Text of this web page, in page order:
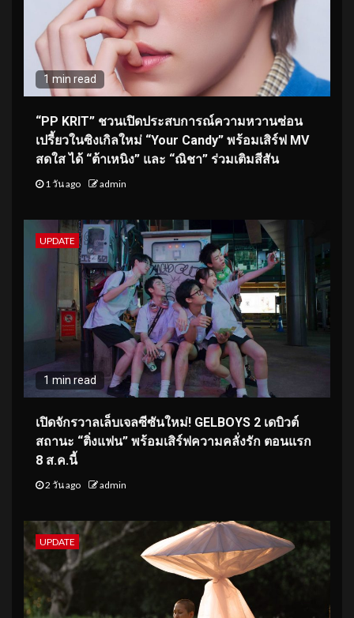
1 min read
“PP KRIT” ชวนเปิดประสบการณ์ความหวานซ่อน
เปรี้ยวในซิงเกิลใหม่ “Your Candy” พร้อมเสิร์ฟ MV
สดใส ได้ “ต้าเหนิง” และ “ณิชา” ร่วมเติมสีสัน
1 วัน ago admin
UPDATE
1 min read
เปิดจักรวาลเล็บเจลซีซันใหม่! GELBOYS 2 เดบิวต์
สถานะ “ติ่งแฟน” พร้อมเสิร์ฟความคลั่งรัก ตอนแรก
8 ส.ค.นี้
2 วัน ago admin
UPDATE